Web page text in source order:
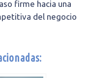
firme hacia una
del negocio